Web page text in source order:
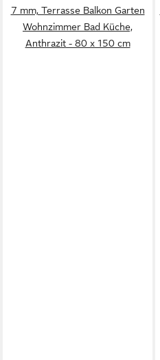
7 mm, Terrasse Balkon Garten
Wohnzimmer Bad Küche,
Anthrazit - 80 x 150 cm